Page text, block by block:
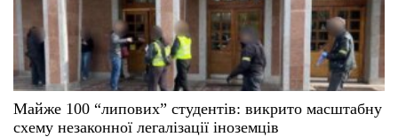
Майже 100 “липових” студентів: викрито масштабну
схему незаконної легалізації іноземців